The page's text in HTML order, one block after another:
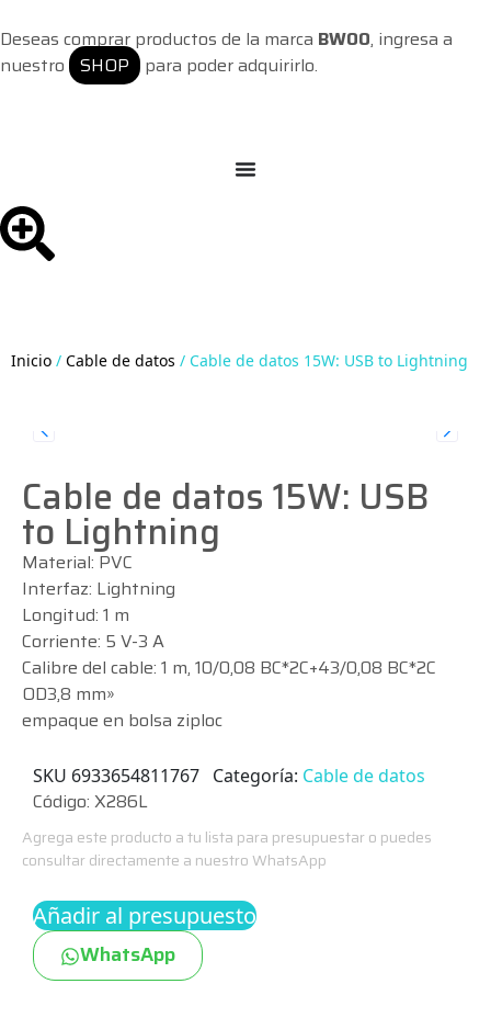
Deseas comprar productos de la marca BWOO, ingresa a
nuestro SHOP para poder adquirirlo.
Inicio / Cable de datos / Cable de datos 15W: USB to Lightning
Cable de datos 15W: USB
to Lightning
Material: PVC
Interfaz: Lightning
Longitud: 1 m
Corriente: 5 V-3 A
Calibre del cable: 1 m, 10/0,08 BC*2C+43/0,08 BC*2C
OD3,8 mm»
empaque en bolsa ziploc
SKU 6933654811767 Categoría: Cable de datos
Código: X286L
Agrega este producto a tu lista para presupuestar o puedes
consultar directamente a nuestro WhatsApp
Añadir al presupuesto
WhatsApp